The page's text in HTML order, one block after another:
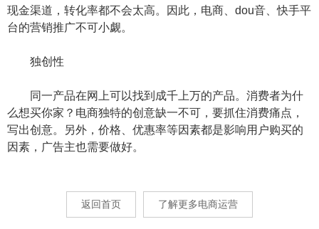
现金渠道，转化率都不会太高。因此，电商、dou音、快手平
台的营销推广不可小觑。
独创性
同一产品在网上可以找到成千上万的产品。消费者为什
么想买你家？电商独特的创意缺一不可，要抓住消费痛点，
写出创意。另外，价格、优惠率等因素都是影响用户购买的
因素，广告主也需要做好。
返回首页 了解更多电商运营